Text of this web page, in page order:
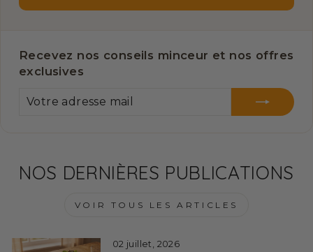
Recevez nos conseils minceur et nos offres
exclusives
ADRESSE
NOS DERNIÈRES PUBLICATIONS
VOIR TOUS LES ARTICLES
02 juillet, 2026